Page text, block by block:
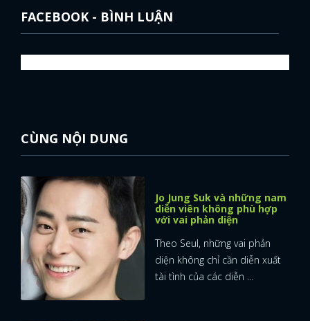
FACEBOOK - BÌNH LUẬN
CÙNG NỘI DUNG
Jo Jung Suk và những nam
diễn viên không phù hợp
với vai phản diện
Theo Seul, những vai phản
diện không chỉ cần diễn xuất
tài tình của các diễn ...